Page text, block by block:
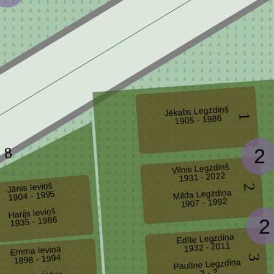
8
1
2
3
Jānis Ieviņš
1904 - 1995
Harijs Ieviņš
1935 - 1986
Emma Ieviņa
1898 - 1994
Jēkabs Legzdiņš
1905 - 1986
Vilnis Legzdiņš
1931 - 2022
Milda Legzdiņa
1907 - 1992
Edīte Legzdiņa
1932 - 2011
Paulīne Legzdiņa
2
2